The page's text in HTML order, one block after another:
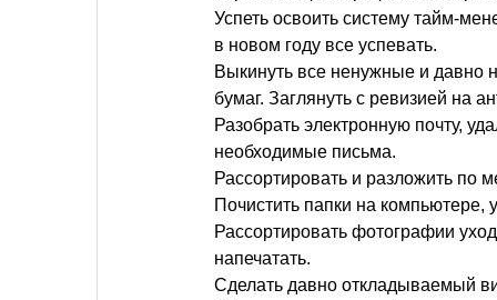
Успеть освоить систему тайм-
в новом году все успевать.
Выкинуть все ненужные и давно
бумаг. Заглянуть с ревизией на
Разобрать электронную почту,
необходимые письма.
Рассортировать и разложить по
Почистить папки на
Рассортировать фотографии
напечатать.
Сделать давно откладываемый